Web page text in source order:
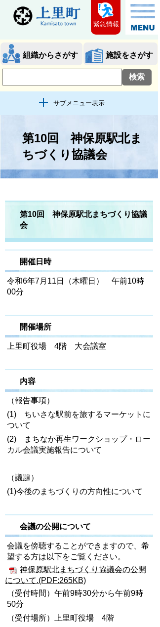
組織からさがす 施設をさがす
サブメニュー表示
緊急情報
第10回 神保原駅北ま
ちづくり協議会
第10回 神保原駅北まちづくり協議
会
開催日時
令和6年7月11日（木曜日） 午前10時
00分
開催場所
上里町役場 4階 大会議室
内容
（報告事項）
(1) ちいさな駅前を旅するマーケットに
ついて
(2) まちなか再生ワークショップ・ロー
カル会議実施報告について
（議題）
(1)今後のまちづくりの方向性について
会議の公開について
会議を傍聴することができますので、希
望する方は以下をご覧ください。
神保原駅北まちづくり協議会の公開
について.(PDF:265KB)
（受付時間）午前9時30分から午前9時
50分
（受付場所）上里町役場 4階